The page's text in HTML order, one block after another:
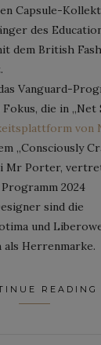
Capsule-
des
dem British
Vanguard-
die in „Net
von
„Consciously
Mr Porter,
2024
sind die
und
als Herrenmarke.
READING